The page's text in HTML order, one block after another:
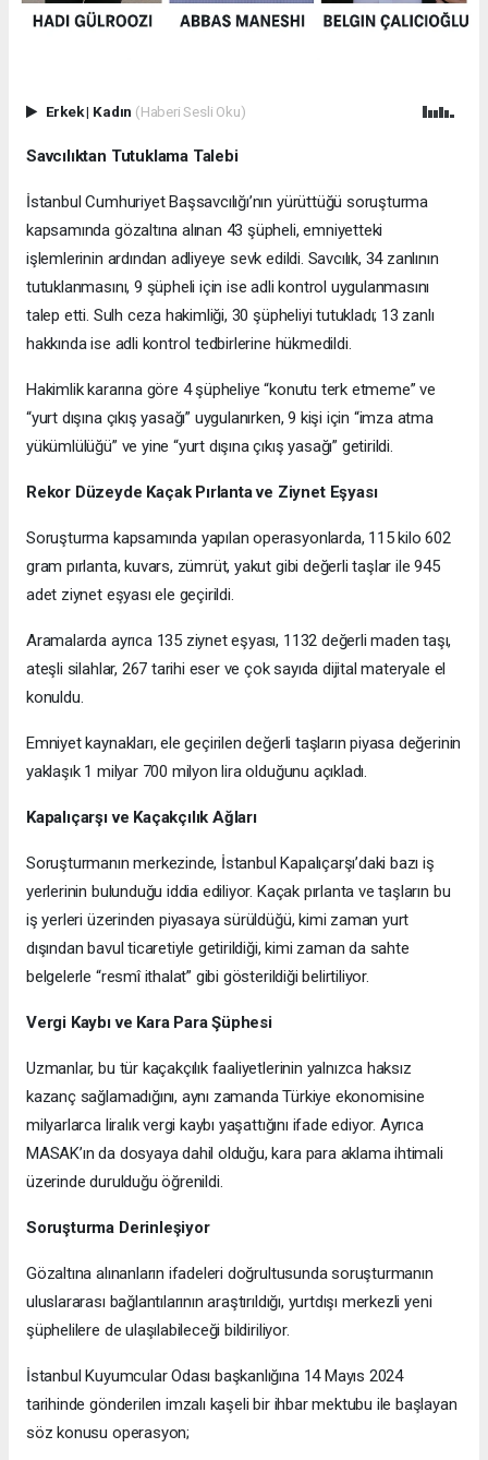
Erkek| Kadın (Haberi Sesli Oku)
Savcılıktan Tutuklama Talebi
İstanbul Cumhuriyet Başsavcılığı’nın yürüttüğü soruşturma
kapsamında gözaltına alınan 43 şüpheli, emniyetteki
işlemlerinin ardından adliyeye sevk edildi. Savcılık, 34 zanlının
tutuklanmasını, 9 şüpheli için ise adli kontrol uygulanmasını
talep etti. Sulh ceza hakimliği, 30 şüpheliyi tutukladı; 13 zanlı
hakkında ise adli kontrol tedbirlerine hükmedildi.
Hakimlik kararına göre 4 şüpheliye “konutu terk etmeme” ve
“yurt dışına çıkış yasağı” uygulanırken, 9 kişi için “imza atma
yükümlülüğü” ve yine “yurt dışına çıkış yasağı” getirildi.
Rekor Düzeyde Kaçak Pırlanta ve Ziynet Eşyası
Soruşturma kapsamında yapılan operasyonlarda, 115 kilo 602
gram pırlanta, kuvars, zümrüt, yakut gibi değerli taşlar ile 945
adet ziynet eşyası ele geçirildi.
Aramalarda ayrıca 135 ziynet eşyası, 1132 değerli maden taşı,
ateşli silahlar, 267 tarihi eser ve çok sayıda dijital materyale el
konuldu.
Emniyet kaynakları, ele geçirilen değerli taşların piyasa değerinin
yaklaşık 1 milyar 700 milyon lira olduğunu açıkladı.
Kapalıçarşı ve Kaçakçılık Ağları
Soruşturmanın merkezinde, İstanbul Kapalıçarşı’daki bazı iş
yerlerinin bulunduğu iddia ediliyor. Kaçak pırlanta ve taşların bu
iş yerleri üzerinden piyasaya sürüldüğü, kimi zaman yurt
dışından bavul ticaretiyle getirildiği, kimi zaman da sahte
belgelerle “resmî ithalat” gibi gösterildiği belirtiliyor.
Vergi Kaybı ve Kara Para Şüphesi
Uzmanlar, bu tür kaçakçılık faaliyetlerinin yalnızca haksız
kazanç sağlamadığını, aynı zamanda Türkiye ekonomisine
milyarlarca liralık vergi kaybı yaşattığını ifade ediyor. Ayrıca
MASAK’ın da dosyaya dahil olduğu, kara para aklama ihtimali
üzerinde durulduğu öğrenildi.
Soruşturma Derinleşiyor
Gözaltına alınanların ifadeleri doğrultusunda soruşturmanın
uluslararası bağlantılarının araştırıldığı, yurtdışı merkezli yeni
şüphelilere de ulaşılabileceği bildiriliyor.
İstanbul Kuyumcular Odası başkanlığına 14 Mayıs 2024
tarihinde gönderilen imzalı kaşeli bir ihbar mektubu ile başlayan
söz konusu operasyon;